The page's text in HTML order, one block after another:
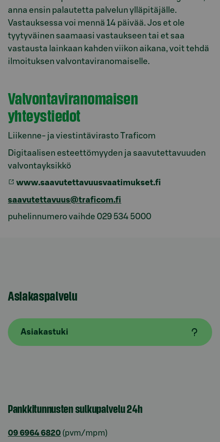
anna ensin palautetta palvelun ylläpitäjälle.
Vastauksessa voi mennä 14 päivää. Jos et ole
tyytyväinen saamaasi vastaukseen tai et saa
vastausta lainkaan kahden viikon aikana, voit tehdä
ilmoituksen valvontaviranomaiselle.
Valvontaviranomaisen
yhteystiedot
Liikenne- ja viestintävirasto Traficom
Digitaalisen esteettömyyden ja saavutettavuuden
valvontayksikkö
www.saavutettavuusvaatimukset.fi
saavutettavuus@traficom.fi
puhelinnumero vaihde 029 534 5000
Asiakaspalvelu
Asiakastuki
Pankkitunnusten sulkupalvelu 24h
09 6964 6820 (pvm/mpm)